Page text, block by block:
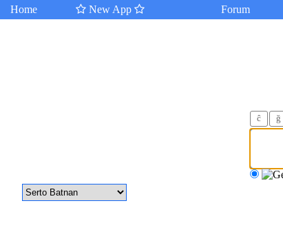
Home New App Forum
ĉ ğ